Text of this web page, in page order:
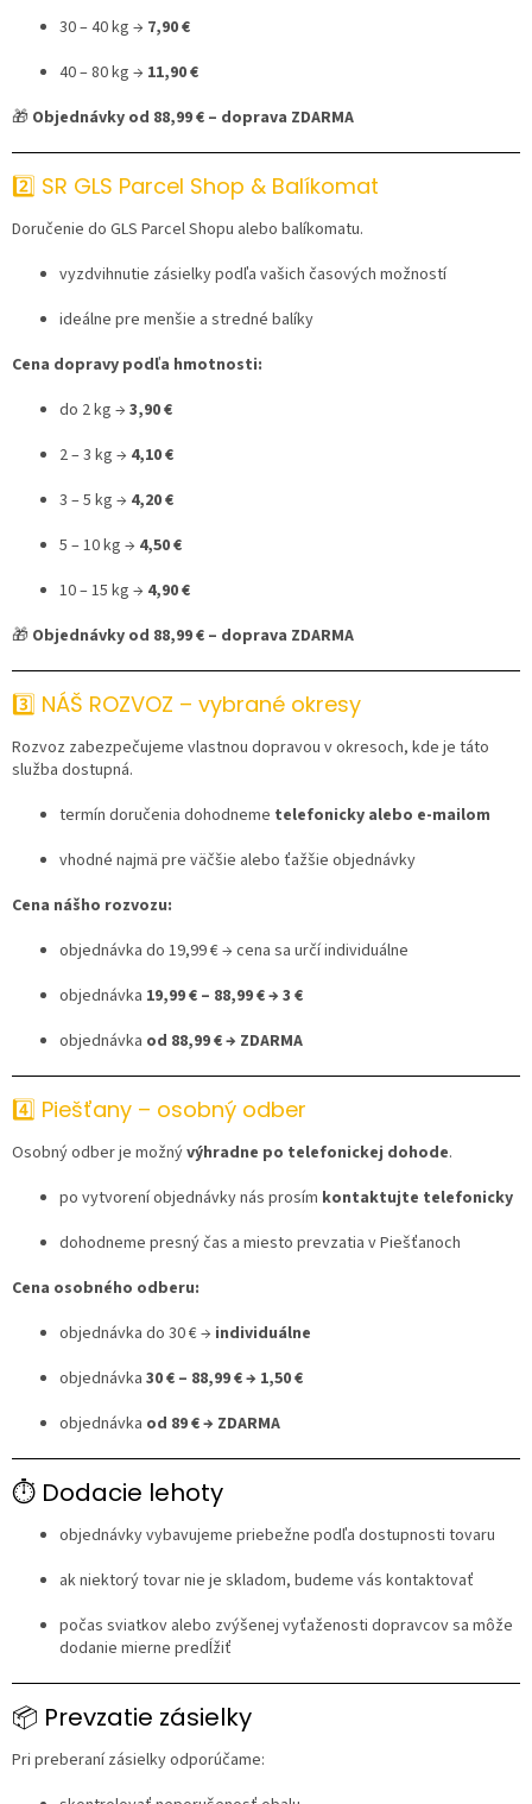
30 – 40 kg → 7,90 €
40 – 80 kg → 11,90 €
🎁 Objednávky od 88,99 € – doprava ZDARMA
2️⃣ SR GLS Parcel Shop & Balíkomat
Doručenie do GLS Parcel Shopu alebo balíkomatu.
vyzdvihnutie zásielky podľa vašich časových možností
ideálne pre menšie a stredné balíky
Cena dopravy podľa hmotnosti:
do 2 kg → 3,90 €
2 – 3 kg → 4,10 €
3 – 5 kg → 4,20 €
5 – 10 kg → 4,50 €
10 – 15 kg → 4,90 €
🎁 Objednávky od 88,99 € – doprava ZDARMA
3️⃣ NÁŠ ROZVOZ – vybrané okresy
Rozvoz zabezpečujeme vlastnou dopravou v okresoch, kde je táto
služba dostupná.
termín doručenia dohodneme telefonicky alebo e-mailom
vhodné najmä pre väčšie alebo ťažšie objednávky
Cena nášho rozvozu:
objednávka do 19,99 € → cena sa určí individuálne
objednávka 19,99 € – 88,99 € → 3 €
objednávka od 88,99 € → ZDARMA
4️⃣ Piešťany – osobný odber
Osobný odber je možnývýhradne po telefonickej dohode.
po vytvorení objednávky nás prosím kontaktujte telefonicky
dohodneme presný čas a miesto prevzatia v Piešťanoch
Cena osobného odberu:
objednávka do 30 € → individuálne
objednávka 30 € – 88,99 € → 1,50 €
objednávka od 89 € → ZDARMA
⏱ Dodacie lehoty
objednávky vybavujeme priebežne podľa dostupnosti tovaru
ak niektorý tovar nie je skladom, budeme vás kontaktovať
počas sviatkov alebo zvýšenej vyťaženosti dopravcov sa môže
dodanie mierne predĺžiť
📦 Prevzatie zásielky
Pri preberaní zásielky odporúčame: